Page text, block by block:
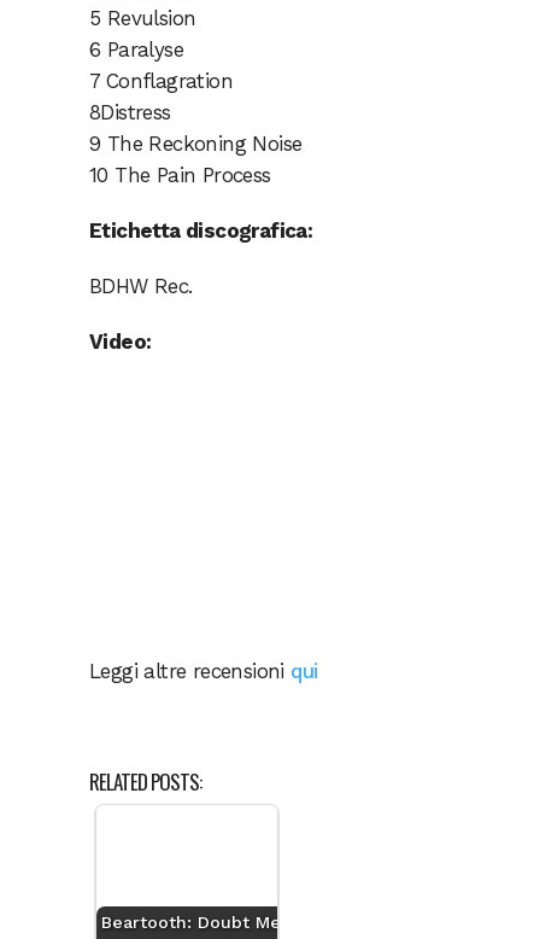
5 Revulsion
6 Paralyse
7 Conflagration
8Distress
9 The Reckoning Noise
10 The Pain Process
Etichetta discografica:
BDHW Rec.
Video:
Leggi altre recensioni qui
RELATED POSTS:
Beartooth: Doubt Me